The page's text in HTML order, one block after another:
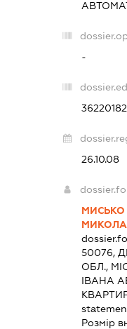
-
36220182
26.10.08
МИСЬКО
50076,
ОБЛ.,
ІВАНА
Розмір